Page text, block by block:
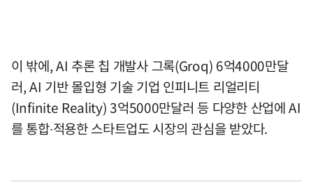
이 밖에, AI 추론 칩 개발사 그록(Groq) 6억4000만달
러, AI 기반 몰입형 기술 기업 인피니트 리얼리티
(Infinite Reality) 3억5000만달러 등 다양한 산업에 AI
를 통합∙적용한 스타트업도 시장의 관심을 받았다.